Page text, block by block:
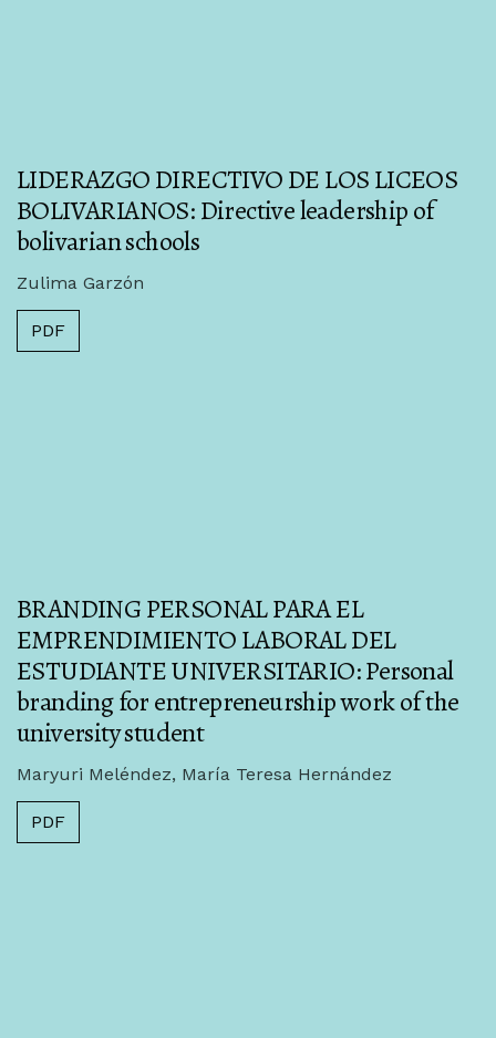
LIDERAZGO DIRECTIVO DE LOS LICEOS
BOLIVARIANOS: Directive leadership of
bolivarian schools
Zulima Garzón
PDF
BRANDING PERSONAL PARA EL
EMPRENDIMIENTO LABORAL DEL
ESTUDIANTE UNIVERSITARIO: Personal
branding for entrepreneurship work of the
university student
Maryuri Meléndez, María Teresa Hernández
PDF